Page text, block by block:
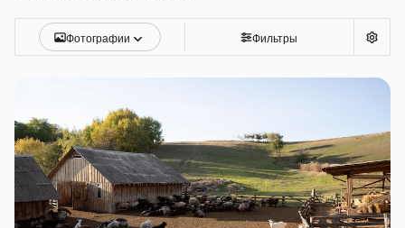
Фотографии Фильтры